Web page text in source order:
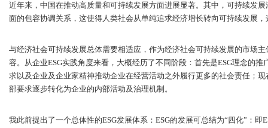
近年来，中国在推动高质量和可持续发展方面进展显著。其中，可持续发
面的包容协调关系，这使得人类社会从单纯追求经济增长转向可持续发展
与经济社会可持续发展总体需要相适应，作为经济社会可持续发展的市场
容。从企业ESG实践角度来看，大概经历了不同阶段：首先是ESG理念的
求以及企业及企业家精神推动企业在经营活动之外履行更多的社会责任；
部要求逐步转化为企业的内部活动及治理机制。
我此前提出了一个总体性的ESG发展体系：ESG的发展可总结为“四化”：即